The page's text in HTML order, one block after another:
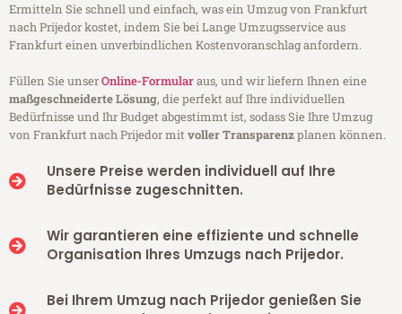
Ermitteln Sie schnell und einfach, was ein Umzug von Frankfurt
nach Prijedor kostet, indem Sie bei Lange Umzugsservice aus
Frankfurt einen unverbindlichen Kostenvoranschlag anfordern.
Füllen Sie unserOnline-Formularaus, und wir liefern Ihnen eine
maßgeschneiderte Lösung, die perfekt auf Ihre individuellen
Bedürfnisse und Ihr Budget abgestimmt ist, sodass Sie Ihre Umzug
von Frankfurt nach Prijedor mitvoller Transparenzplanen können.
Unsere Preise werden individuell auf Ihre
Bedürfnisse zugeschnitten.
Wir garantieren eine effiziente und schnelle
Organisation Ihres Umzugs nach Prijedor.
Bei Ihrem Umzug nach Prijedor genießen Sie